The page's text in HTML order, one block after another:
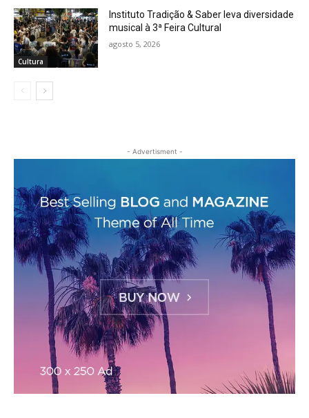
Cultura
Instituto Tradição & Saber leva diversidade
musical à 3ª Feira Cultural
agosto 5, 2026
- Advertisment -